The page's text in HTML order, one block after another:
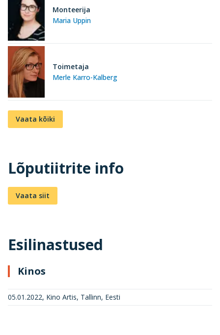
Maria Uppin
Monteerija
Merle Karro-Kalberg
Toimetaja
Vaata kõiki
Lõputiitrite info
Vaata siit
Esilinastused
Kinos
05.01.2022, Kino Artis, Tallinn, Eesti